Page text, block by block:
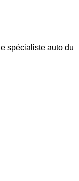
spécialiste auto du